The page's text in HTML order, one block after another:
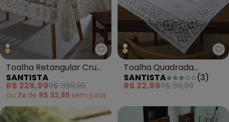
Santista - Toalha Retangular
Toalha Retangular Cru
1.50m X 2.70m
SANTISTA
R$ 229,99R$ 359,99
ou 7x de R$ 32,85 sem juros
Toalha Quadrada
Valência Branca Xícaras
SANTISTA (3)
R$ 22,99R$ 59,99